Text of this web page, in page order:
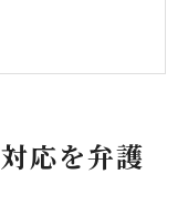
支援できる理
にするポイン
応を弁護